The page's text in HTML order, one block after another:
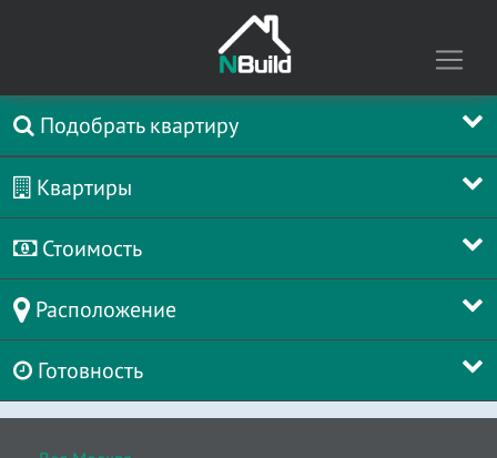
Подобрать квартиру
Квартиры
Стоимость
Расположение
Готовность